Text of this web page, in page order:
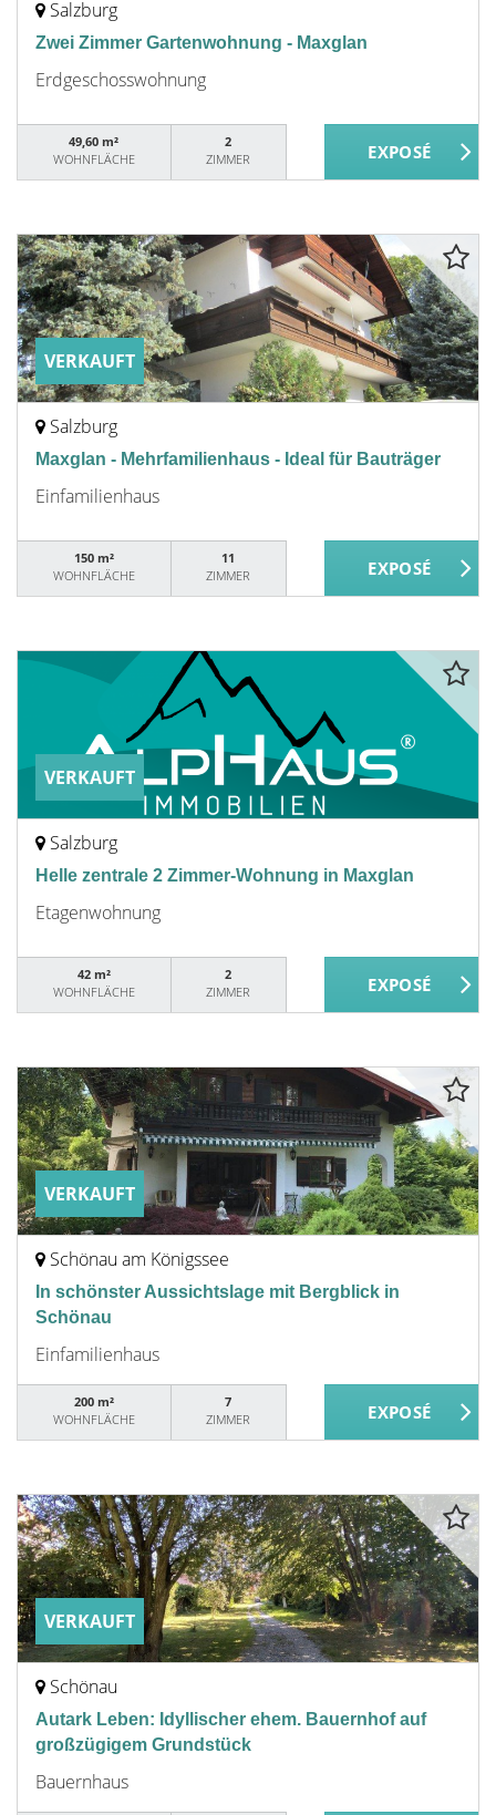
Salzburg
Zwei Zimmer Gartenwohnung - Maxglan
Erdgeschosswohnung
49,60 m²
WOHNFLÄCHE
2
ZIMMER
VERKAUFT
Salzburg
Maxglan - Mehrfamilienhaus - Ideal für Bauträger
Einfamilienhaus
150 m²
WOHNFLÄCHE
11
ZIMMER
VERKAUFT
Salzburg
Helle zentrale 2 Zimmer-Wohnung in Maxglan
Etagenwohnung
42 m²
WOHNFLÄCHE
2
ZIMMER
VERKAUFT
Schönau am Königssee
In schönster Aussichtslage mit Bergblick in
Schönau
Einfamilienhaus
200 m²
WOHNFLÄCHE
7
ZIMMER
VERKAUFT
Schönau
Autark Leben: Idyllischer ehem. Bauernhof auf
großzügigem Grundstück
Bauernhaus